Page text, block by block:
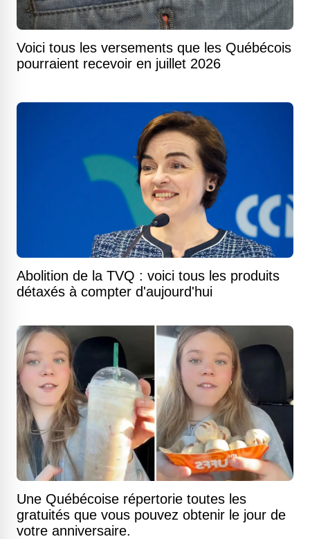
Voici tous les versements que les Québécois
pourraient recevoir en juillet 2026
Abolition de la TVQ : voici tous les produits
détaxés à compter d'aujourd'hui
Une Québécoise répertorie toutes les
gratuités que vous pouvez obtenir le jour de
votre anniversaire.